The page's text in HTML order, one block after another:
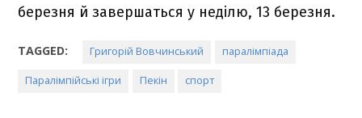
березня й завершаться у неділю, 13 березня.
TAGGED: Григорій Вовчинський паралімпіада
Паралімпійські ігри Пекін спорт